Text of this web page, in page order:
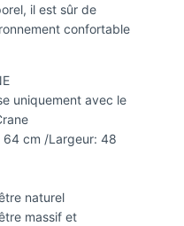
il est sûr de
confortable
uniquement avec le
64 cm /Largeur: 48
naturel
massif et